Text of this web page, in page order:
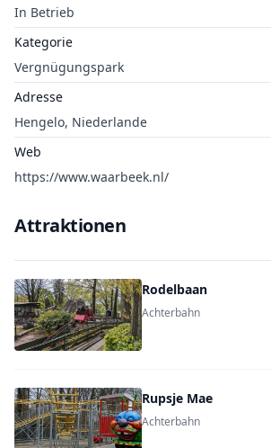
In Betrieb
Kategorie
Vergnügungspark
Adresse
Hengelo, Niederlande
Web
https://www.waarbeek.nl/
Attraktionen
Rodelbaan
Achterbahn
Rupsje Mae
Achterbahn